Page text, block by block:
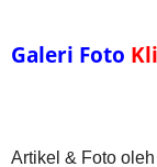
Galeri Foto
Artikel & Foto